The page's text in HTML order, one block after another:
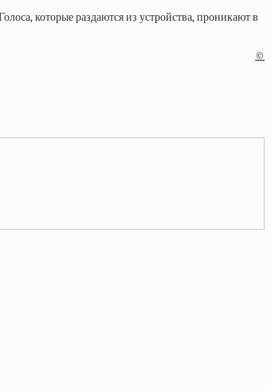
которые раздаются из устройства, проникают в
©